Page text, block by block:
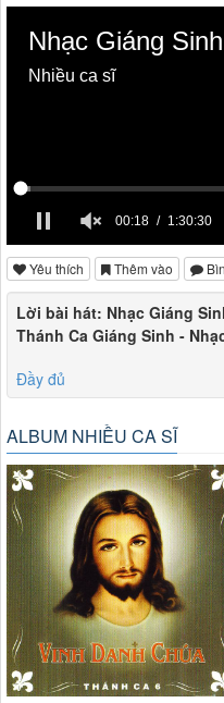
Nhiều ca sĩ
00:18 1:30:30
Yêu thích Thêm vào
Lời bài hát: Nhạc Giáng
Thánh Ca Giáng Sinh -
Đầy đủ
ALBUM NHIỀU CA SĨ